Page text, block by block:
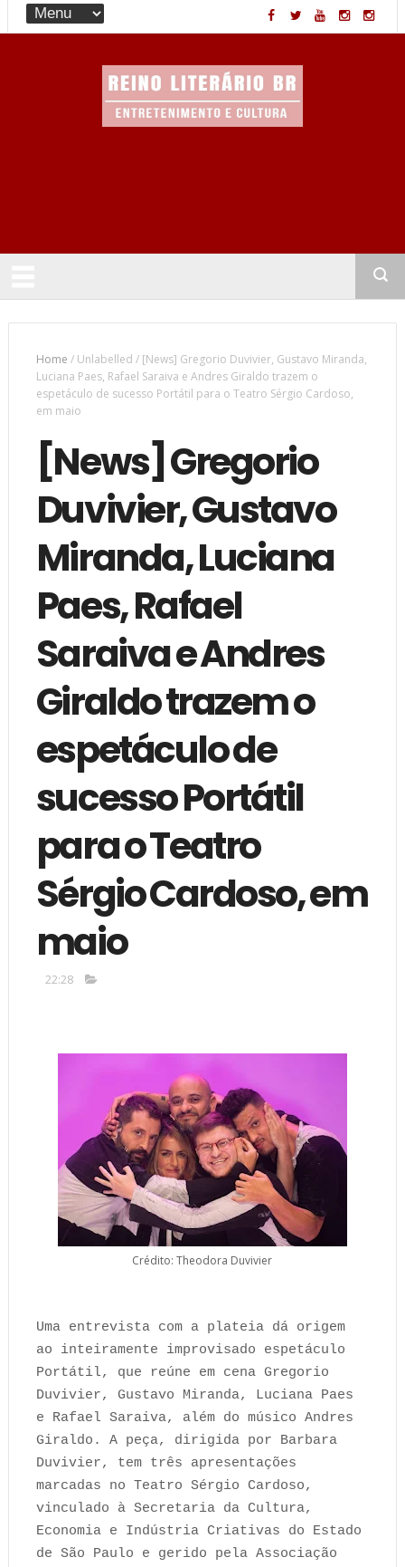
Home /Unlabelled / [News] Gregorio Duvivier, Gustavo Miranda,
Luciana Paes, Rafael Saraiva e Andres Giraldo trazem o
espetáculo de sucesso Portátil para o Teatro Sérgio Cardoso,
em maio
[News] Gregorio
Duvivier, Gustavo
Miranda, Luciana
Paes, Rafael
Saraiva e Andres
Giraldo trazem o
espetáculo de
sucesso Portátil
para o Teatro
Sérgio Cardoso, em
maio
22:28
Crédito: Theodora Duvivier
Uma entrevista com a plateia dá origem
ao inteiramente improvisado espetáculo
Portátil, que reúne em cena Gregorio
Duvivier, Gustavo Miranda, Luciana Paes
e Rafael Saraiva, além do músico Andres
Giraldo. A peça, dirigida por Barbara
Duvivier, tem três apresentações
marcadas no Teatro Sérgio Cardoso,
vinculado à Secretaria da Cultura,
Economia e Indústria Criativas do Estado
de São Paulo e gerido pela Associação